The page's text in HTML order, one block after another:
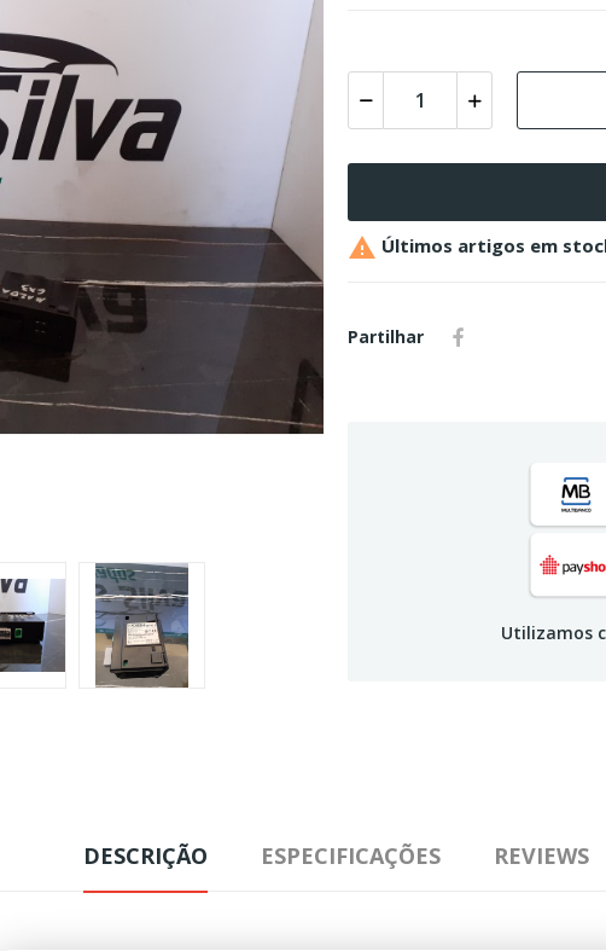
 Últimos artigos em
Partilhar
Utilizamos
DESCRIÇÃO ESPECIFICAÇÕES REVIEWS